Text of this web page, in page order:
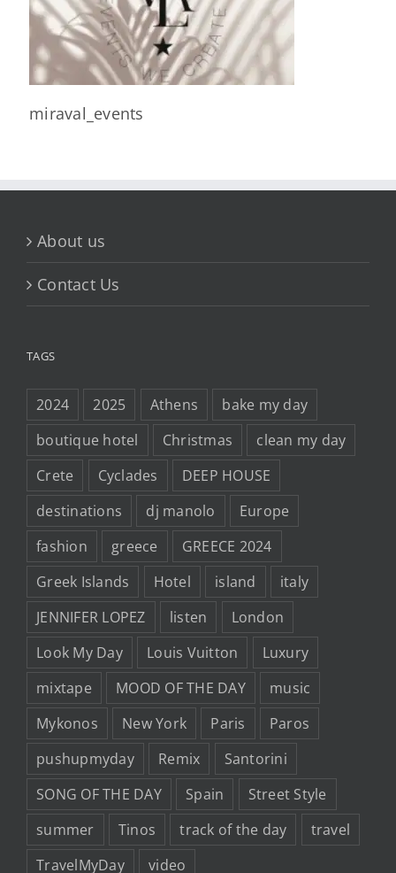
miraval_events
About us
Contact Us
TAGS
2024 2025 Athens
bake my day
boutique hotel
Christmas
clean my day
Crete
Cyclades
DEEP HOUSE
destinations
dj manolo
Europe
fashion
greece
GREECE 2024
Greek Islands
Hotel island
italy
JENNIFER LOPEZ
listen
London
Look My Day
Louis Vuitton
Luxury
mixtape
MOOD OF THE DAY
music
Mykonos
New York Paris
Paros
pushupmyday
Remix
Santorini
SONG OF THE DAY
Spain
Street Style
summer
Tinos track of the day
travel
TravelMyDay
video